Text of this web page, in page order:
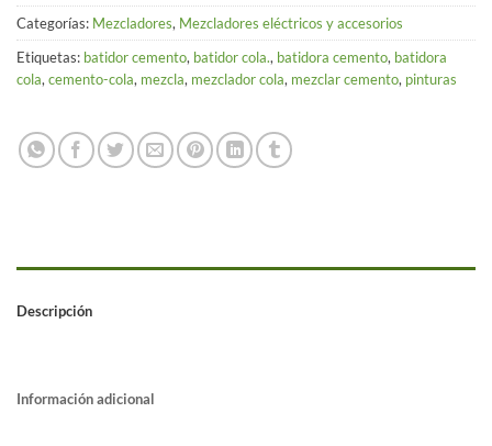
Categorías: Mezcladores, Mezcladores eléctricos y accesorios
Etiquetas: batidor cemento, batidor cola., batidora cemento, batidora
cola,cemento-cola, mezcla, mezclador cola, mezclar cemento, pinturas
Descripción
Información adicional